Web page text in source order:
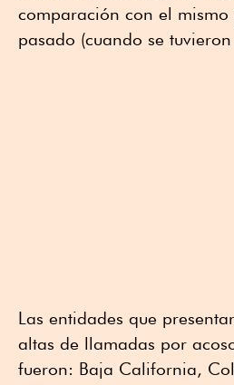
comparación con el
pasado (cuando se
Las entidades que
altas de llamadas por
fueron: Baja California,